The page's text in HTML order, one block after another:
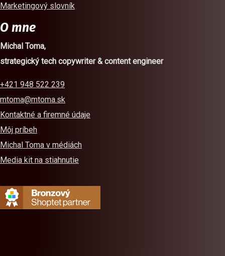
Marketingový slovník
O mne
Michal Toma,
strategický tech copywriter & content engineer
+421 948 522 239
mtoma@mtoma.sk
Kontaktné a firemné údaje
Môj príbeh
Michal Toma v médiách
Media kit na stiahnutie